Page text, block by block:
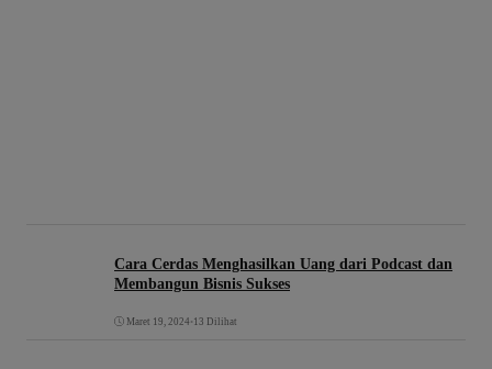
Cara Cerdas Menghasilkan Uang dari Podcast dan
Membangun Bisnis Sukses
Maret 19, 2024 • 13 Dilihat